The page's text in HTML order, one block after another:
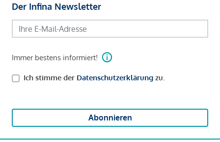
Der Infina Newsletter
Immer bestens informiert!
Ich stimme der Datenschutzerklärung zu.
Abonnieren